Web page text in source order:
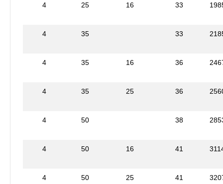
4 25 16 33
4 35 33
4 35 16 36
4 35 25 36
4 50 38
4 50 16 41
4 50 25 41